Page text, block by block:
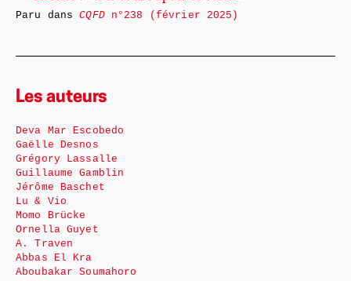
Paru dansCQFDn°238 (février 2025)
Les auteurs
Deva Mar Escobedo
Gaëlle Desnos
Grégory Lassalle
Guillaume Gamblin
Jérôme Baschet
Lu & Vio
Momo Brücke
Ornella Guyet
A. Traven
Abbas El Kra
Aboubakar Soumahoro